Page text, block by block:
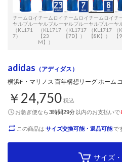
チームロイ
ヤルブルー
（KL171
7）
チームロイ
ヤルブルー
（KL1717
【23
M】）
チームロイ
ヤルブルー
（KL1717
【7D】）
チームロイ
ヤルブルー
（KL1717
【8K】）
チ
ヤ
【
adidas （アディダス）
横浜F・マリノス 百年構想リーグ ホーム
￥24,750 税込
お急ぎ便なら3時間29分以内のお支払いで
この商品は サイズ交換可能・返品可能で
サイズ